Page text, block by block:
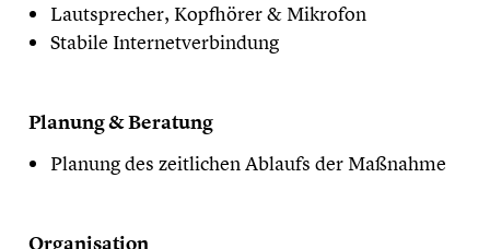
Lautsprecher, Kopfhörer & Mikrofon
Stabile Internetverbindung
Planung & Beratung
Planung des zeitlichen Ablaufs der Maßnahme
Organisation